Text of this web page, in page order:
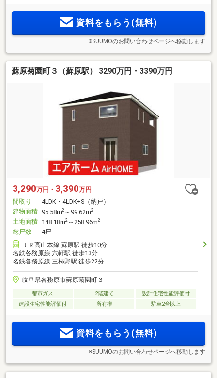
資料をもらう(無料)
※SUUMOのお問い合わせページへ移動します
蘇原菊園町３（蘇原駅） 3290万円・3390万円
3,290万円・ 3,390万円
間取り
4LDK・4LDK+S（納戸）
建物面積 95.58m2 ～99.62m2
土地面積 148.18m2 ～258.96m2
総戸数
4戸
ＪＲ高山本線 蘇原駅 徒歩10分
名鉄各務原線 六軒駅 徒歩13分
名鉄各務原線 三柿野駅 徒歩22分
岐阜県各務原市蘇原菊園町３
都市ガス 2階建て
設計住宅性能評価付
建設住宅性能評価付
所有権 駐車2台以上
資料をもらう(無料)
※SUUMOのお問い合わせページへ移動します